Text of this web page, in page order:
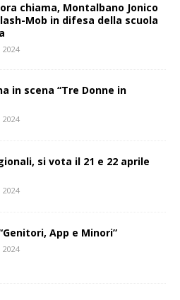
chiama, Montalbano Jonico
Mob in difesa della scuola
in scena “Tre Donne in
2024
si vota il 21 e 22 aprile
2024
App e Minori”
2024